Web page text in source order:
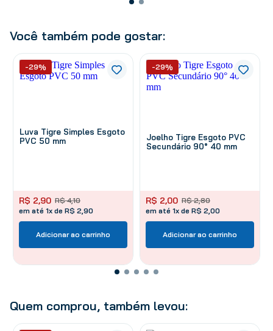
Você também pode gostar:
Luva Tigre Simples Esgoto
PVC 50 mm
R$ 4,10
R$ 2,90
em até 1x de R$ 2,90
-29%
Adicionar ao carrinho
Joelho Tigre Esgoto PVC
Secundário 90° 40 mm
R$ 2,80
R$ 2,00
em até 1x de R$ 2,00
-29%
Adicionar ao carrinho
Quem comprou, também levou: